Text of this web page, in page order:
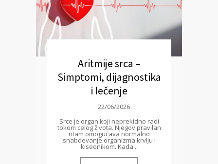
Aritmije srca –
Simptomi, dijagnostika
i lečenje
22/06/2026
Srce je organ koji neprekidno radi
tokom celog života. Njegov pravilan
ritam omogućava normalno
snabdevanje organizma krvlju i
kiseonikom. Kada...